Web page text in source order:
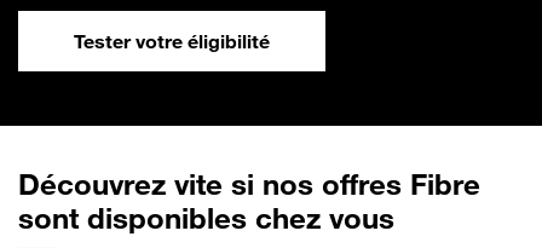
Tester votre éligibilité
Découvrez vite si nos offres Fibre
sont disponibles chez vous